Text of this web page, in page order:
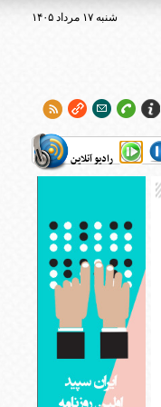
۱۴۰۵ شنبه ۱۷ مرداد
رادیو آنلاین